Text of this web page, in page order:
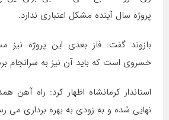
پروژه سال آینده مشکل اعتباری ندارد.
بازوند گفت: فاز بعدی این پروژه نیز
خسروی است که باید آن نیز به سرانجام
استاندار کرمانشاه اظهار کرد: راه آهن
نهایی شده و به زودی به بهره برداری می